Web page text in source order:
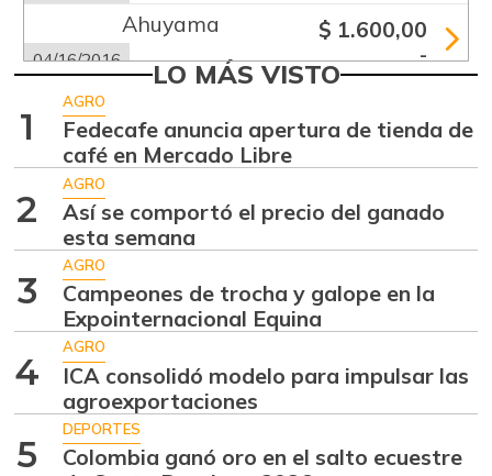
Ahuyama
04/16/2016
$ 1.600,00
-
07/25/2026 +0,64%
Ajo
07/25/2026
$ 6.333,00
-7,32%
Alas de pollo sin
07/25/2026
$ 7.650,00
-
Apio
07/25/2026 +4,91%
Arracacha
amarilla
+14,14%
LO MÁS VISTO
1
AGRO
Fedecafe anuncia apertura de tienda de
café en Mercado Libre
2
AGRO
Así se comportó el precio del ganado
esta semana
3
AGRO
Campeones de trocha y galope en la
Expointernacional Equina
4
AGRO
ICA consolidó modelo para impulsar las
agroexportaciones
5
DEPORTES
Colombia ganó oro en el salto ecuestre